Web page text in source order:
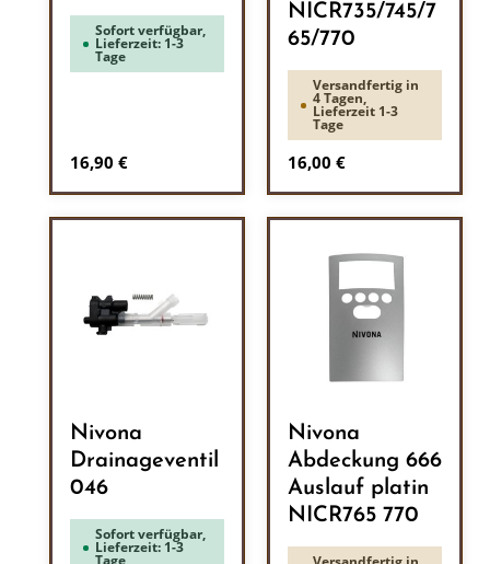
Sofort verfügbar,
Lieferzeit: 1-3
Tage
Regulärer Preis:
16,90 €
NICR735/745/7
65/770
Versandfertig in
4 Tagen,
Lieferzeit 1-3
Tage
Regulärer Preis:
16,00 €
Nivona
Drainageventil
046
Sofort verfügbar,
Lieferzeit: 1-3
Tage
Nivona
Abdeckung 666
Auslauf platin
NICR765 770